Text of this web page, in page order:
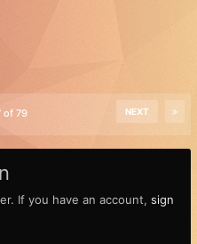
NEXT
of 79
If you have an account, sign